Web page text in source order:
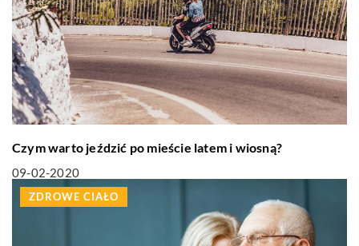
Czym warto jeździć po mieście latem i wiosną?
09-02-2020
ZDROWE CIAŁO